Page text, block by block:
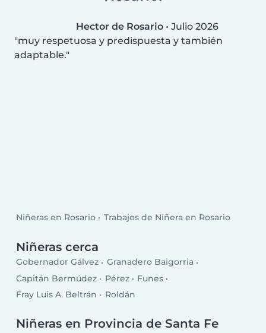
Hector de Rosario • Julio 2026
muy respetuosa y predispuesta y también
adaptable.
Niñeras en Rosario Trabajos de Niñera en Rosario
Niñeras cerca
Gobernador Gálvez
Granadero Baigorria
Capitán Bermúdez
Pérez
Funes
Fray Luis A. Beltrán
Roldán
Niñeras en Provincia de Santa Fe